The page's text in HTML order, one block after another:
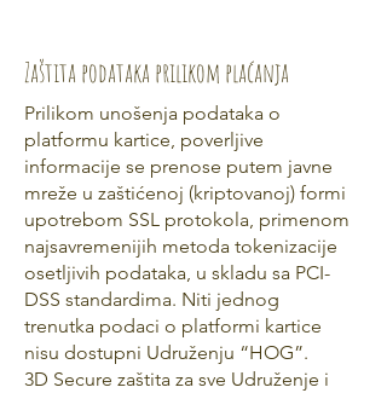
Zaštita podataka prilikom plaćanja
Prilikom unošenja podataka o
platformu kartice, poverljive
informacije se prenose putem javne
mreže u zaštićenoj (kriptovanoj) formi
upotrebom SSL protokola, primenom
najsavremenijih metoda tokenizacije
osetljivih podataka, u skladu sa PCI-
DSS standardima. Niti jednog
trenutka podaci o platformi kartice
nisu dostupni Udruženju “HOG”.
3D Secure zaštita za sve Udruženje i